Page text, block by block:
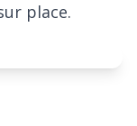
place.